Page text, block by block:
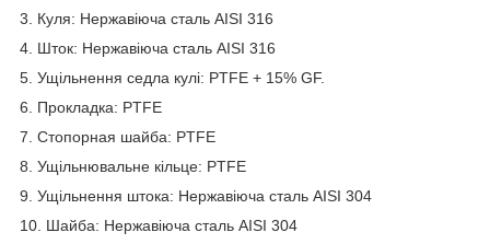
3. Куля: Нержавіюча сталь AISI 316
4. Шток: Нержавіюча сталь AISI 316
5. Ущільнення седла кулі: PTFE + 15% GF.
6. Прокладка: PTFE
7. Стопорная шайба: PTFE
8. Ущільнювальне кільце: PTFE
9. Ущільнення штока: Нержавіюча сталь AISI 304
10. Шайба: Нержавіюча сталь AISI 304